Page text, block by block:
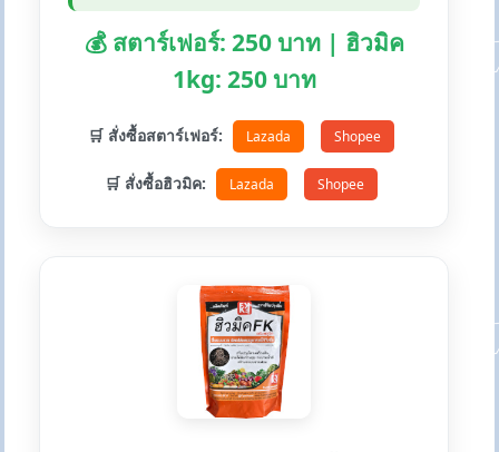
💰 สตาร์เฟอร์: 250 บาท | ฮิวมิค
1kg: 250 บาท
🛒 สั่งซื้อสตาร์เฟอร์: Lazada Shopee
🛒 สั่งซื้อฮิวมิค: Lazada Shopee